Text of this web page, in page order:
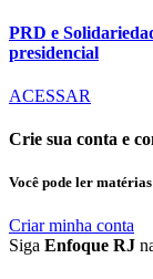
PRD e
presidencial
ACESSAR
Crie sua conta e
Você pode ler
Criar minha conta
Siga Enfoque RJ